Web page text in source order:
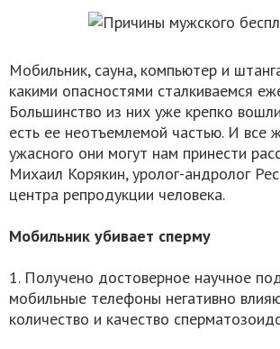
Мобильник, сауна, компьютер и
какими опасностями сталкиваемся
Большинство из них уже крепко
есть ее неотъемлемой частью. И все
ужасного они могут нам принести
Михаил Корякин, уролог-андролог
центра репродукции человека.
Мобильник убивает сперму
1. Получено достоверное научное
мобильные телефоны негативно
количество и качество